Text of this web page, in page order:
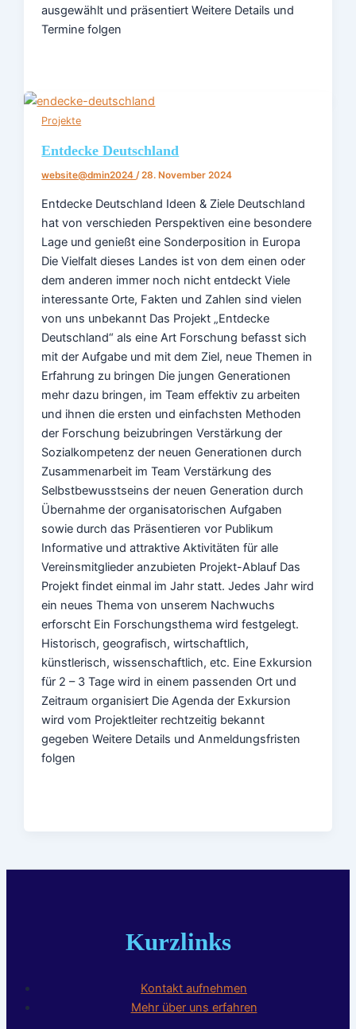
ausgewählt und präsentiert Weitere Details und
Termine folgen
Projekte
Entdecke Deutschland
website@dmin2024/28. November 2024
Entdecke Deutschland Ideen & Ziele​ Deutschland
hat von verschieden Perspektiven eine besondere
Lage und genießt eine Sonderposition in Europa
Die Vielfalt dieses Landes ist von dem einen oder
dem anderen immer noch nicht entdeckt Viele
interessante Orte, Fakten und Zahlen sind vielen
von uns unbekannt Das Projekt „Entdecke
Deutschland“ als eine Art Forschung befasst sich
mit der Aufgabe und mit dem Ziel, neue Themen in
Erfahrung zu bringen Die jungen Generationen
mehr dazu bringen, im Team effektiv zu arbeiten
und ihnen die ersten und einfachsten Methoden
der Forschung beizubringen Verstärkung der
Sozialkompetenz der neuen Generationen durch
Zusammenarbeit im Team Verstärkung des
Selbstbewusstseins der neuen Generation durch
Übernahme der organisatorischen Aufgaben
sowie durch das Präsentieren vor Publikum
Informative und attraktive Aktivitäten für alle
Vereinsmitglieder anzubieten Projekt-Ablauf Das
Projekt findet einmal im Jahr statt. Jedes Jahr wird
ein neues Thema von unserem Nachwuchs
erforscht Ein Forschungsthema wird festgelegt.
Historisch, geografisch, wirtschaftlich,
künstlerisch, wissenschaftlich, etc. Eine Exkursion
für 2 – 3 Tage wird in einem passenden Ort und
Zeitraum organisiert Die Agenda der Exkursion
wird vom Projektleiter rechtzeitig bekannt
gegeben Weitere Details und Anmeldungsfristen
folgen
Kurzlinks
Kontakt aufnehmen
Mehr über uns erfahren